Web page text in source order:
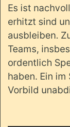
Es ist
erhitzt sind
ausbleiben.
Teams,
ordentlich
haben. Ein
Vorbild